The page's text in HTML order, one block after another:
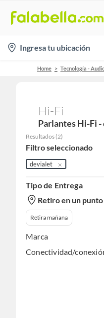
location-
icon
Ingresa tu ubicación
Home Tecnología -
Hi-Fi
Parlantes Hi-Fi
Resultados (2)
Filtro seleccionado
devialet
Tipo de Entrega
Retiro en un punto
Retira mañana
Marca
Conectividad/